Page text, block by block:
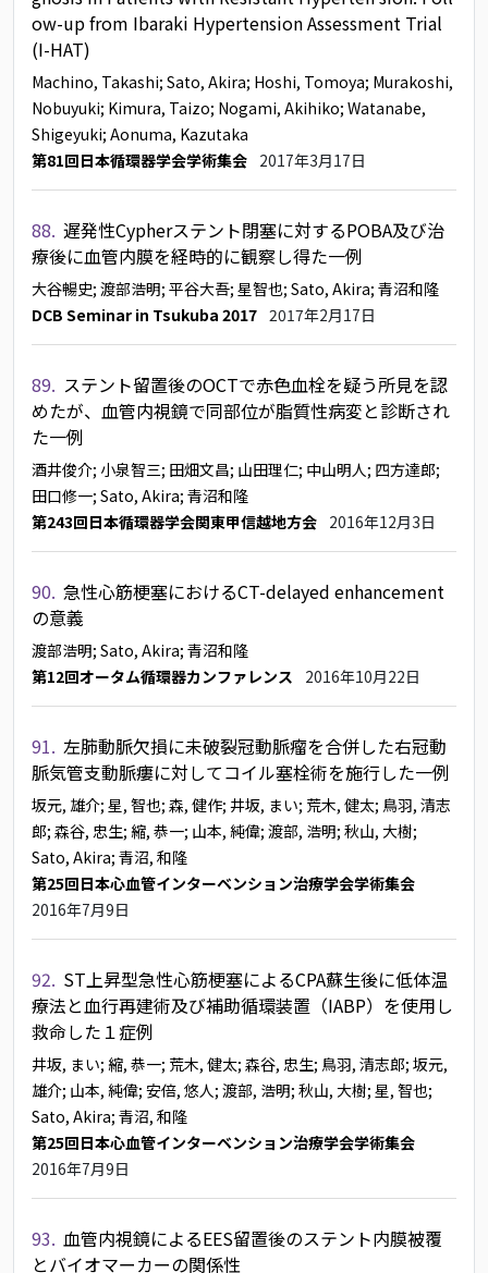
ow-up from Ibaraki Hypertension Assessment Trial
(I-HAT)
Machino, Takashi; Sato, Akira; Hoshi, Tomoya; Murakoshi,
Nobuyuki; Kimura, Taizo; Nogami, Akihiko; Watanabe,
Shigeyuki; Aonuma, Kazutaka
第81回日本循環器学会学術集会 2017年3月17日
88. 遅発性Cypherステント閉塞に対するPOBA及び治
療後に血管内膜を経時的に観察し得た一例
大谷暢史; 渡部浩明; 平谷大吾; 星智也; Sato, Akira; 青沼和隆
DCB Seminar in Tsukuba 2017 2017年2月17日
89. ステント留置後のOCTで赤色血栓を疑う所見を認
めたが、血管内視鏡で同部位が脂質性病変と診断され
た一例
酒井俊介; 小泉智三; 田畑文昌; 山田理仁; 中山明人; 四方達郎;
田口修一; Sato, Akira; 青沼和隆
第243回日本循環器学会関東甲信越地方会 2016年12月3日
90. 急性心筋梗塞におけるCT-delayed enhancement
の意義
渡部浩明; Sato, Akira; 青沼和隆
第12回オータム循環器カンファレンス
2016年10月22日
91. 左肺動脈欠損に未破裂冠動脈瘤を合併した右冠動
脈気管支動脈瘻に対してコイル塞栓術を施行した一例
坂元, 雄介; 星, 智也; 森, 健作; 井坂, まい; 荒木, 健太; 鳥羽, 清志
郎; 森谷, 忠生; 縮, 恭一; 山本, 純偉; 渡部, 浩明; 秋山, 大樹;
Sato, Akira; 青沼, 和隆
第25回日本心血管インターベンション治療学会学術集会
2016年7月9日
92. ST上昇型急性心筋梗塞によるCPA蘇生後に低体温
療法と血行再建術及び補助循環装置（IABP）を使用し
救命した１症例
井坂, まい; 縮, 恭一; 荒木, 健太; 森谷, 忠生; 鳥羽, 清志郎; 坂元,
雄介; 山本, 純偉; 安倍, 悠人; 渡部, 浩明; 秋山, 大樹; 星, 智也;
Sato, Akira; 青沼, 和隆
第25回日本心血管インターベンション治療学会学術集会
2016年7月9日
93. 血管内視鏡によるEES留置後のステント内膜被覆
とバイオマーカーの関係性